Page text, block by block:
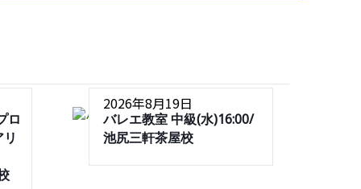
ロ
2026年8月19日
バレエ教室 中級(水)16:00/
池尻三軒茶屋校